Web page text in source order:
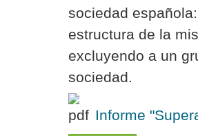
sociedad
estructura de la
excluyendo a un
sociedad.
Informe